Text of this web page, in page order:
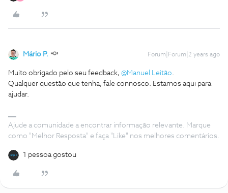
Mário P. Forum|Forum|2 years ago
Muito obrigado pelo seu feedback, @Manuel Leitão.
Qualquer questão que tenha, fale connosco. Estamos aqui para
ajudar.
Ajude a comunidade a encontrar informação relevante. Marque
como "Melhor Resposta" e faça "Like" nos melhores comentários.
1 pessoa gostou